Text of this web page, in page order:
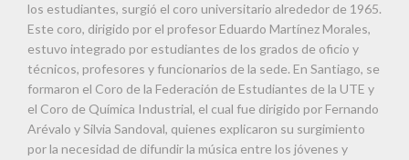
los estudiantes, surgió el coro universitario alrededor de 1965.
Este coro, dirigido por el profesor Eduardo Martínez Morales,
estuvo integrado por estudiantes de los grados de oficio y
técnicos, profesores y funcionarios de la sede. En Santiago, se
formaron el Coro de la Federación de Estudiantes de la UTE y
el Coro de Química Industrial, el cual fue dirigido por Fernando
Arévalo y Silvia Sandoval, quienes explicaron su surgimiento
por la necesidad de difundir la música entre los jóvenes y